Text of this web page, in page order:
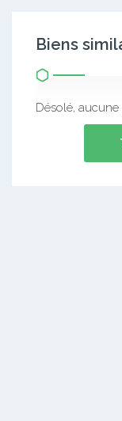
Biens
Désolé,